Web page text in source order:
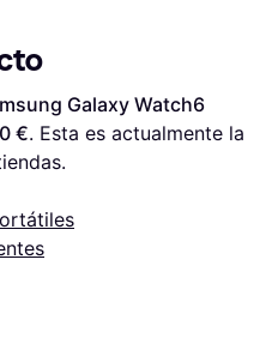
Galaxy Watch6
€. Esta es actualmente la